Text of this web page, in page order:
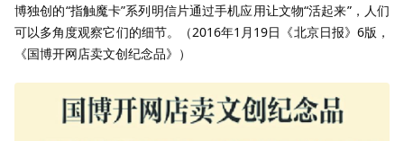
博独创的“指触魔卡”系列明信片通过手机应用让文物“活起来”，人们
可以多角度观察它们的细节。（2016年1月19日《北京日报》6版，
《国博开网店卖文创纪念品》）